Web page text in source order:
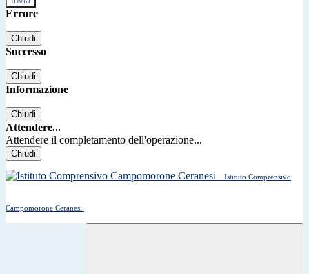
Errore
Chiudi
Successo
Chiudi
Informazione
Chiudi
Attendere...
Attendere il completamento dell'operazione...
Chiudi
Istituto Comprensivo
Campomorone Ceranesi